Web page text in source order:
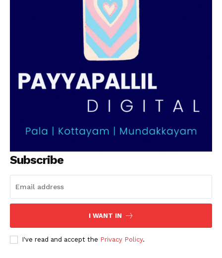
SUBSCRIBE NOW
PALA VISION
About
Contact us
Grievance Redressal
Subscribe
I WANT IN
I've read and accept the Privacy Policy.